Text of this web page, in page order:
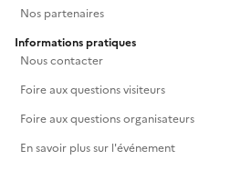
Nos partenaires
Informations pratiques
Nous contacter
Foire aux questions visiteurs
Foire aux questions organisateurs
En savoir plus sur l'événement